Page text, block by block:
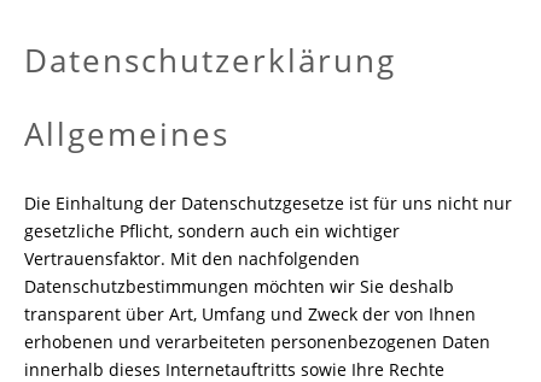
Datenschutzerklärung
Allgemeines
Die Einhaltung der Datenschutzgesetze ist für uns nicht nur
gesetzliche Pflicht, sondern auch ein wichtiger
Vertrauensfaktor. Mit den nachfolgenden
Datenschutzbestimmungen möchten wir Sie deshalb
transparent über Art, Umfang und Zweck der von Ihnen
erhobenen und verarbeiteten personenbezogenen Daten
innerhalb dieses Internetauftritts sowie Ihre Rechte